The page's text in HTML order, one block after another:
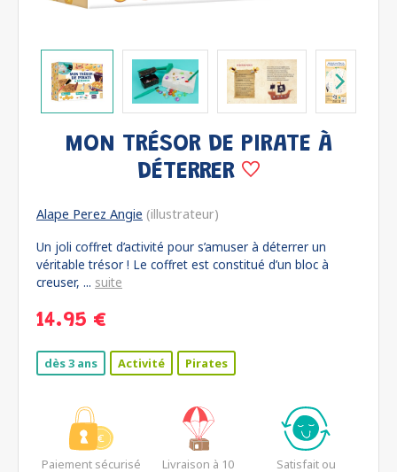
MON TRÉSOR DE PIRATE À
DÉTERRER
Alape Perez Angie (illustrateur)
Un joli coffret d’activité pour s’amuser à déterrer un
véritable trésor ! Le coffret est constitué d’un bloc à
creuser, ... suite
14.95 €
dès 3 ans Activité Pirates
Paiement sécurisé
Livraison à 10
Satisfait ou